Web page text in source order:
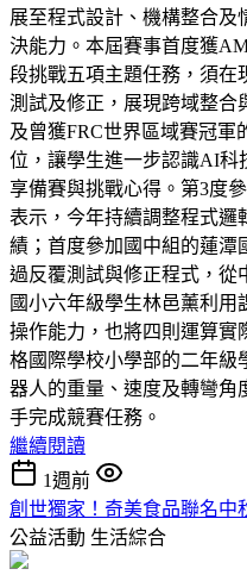
展至程式設計、機構整合及
決能力。本屆賽事首度獲
段挑戰五項主題任務，須在
測試及修正，展現跨域整合
及曾獲FRC世界區域賽冠軍
位，讓學生進一步認識AI科
享備賽與挑戰心得。第3度
表示，今年持續調整程式邏
績；首度參加國中組的蓮潭
過反覆測試與修正程式，從
國小六年級學生林邑薰利
操作能力，也將四則運算實
格國際學校小學部的二年級
器人的重量、速度及轉彎角
手完成競賽任務。
繼續閱讀
1週前
創世獨家！奇美食品聯名中
公益活動 生活綜合